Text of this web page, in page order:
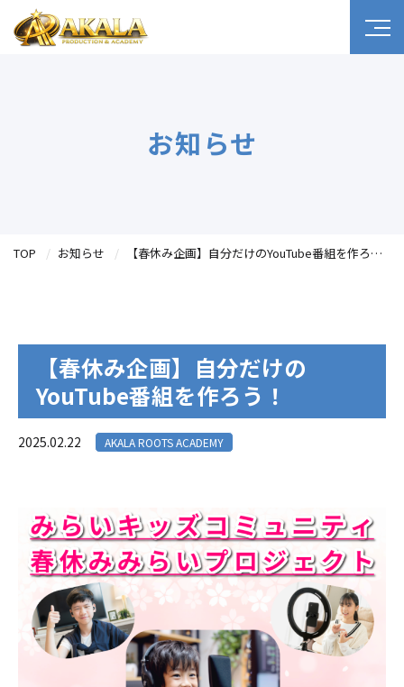
お知らせ
TOP お知らせ 【春休み企画】自分だけのYouTube番組を作ろう！
【春休み企画】自分だけの
YouTube番組を作ろう！
2025.02.22 AKALA ROOTS ACADEMY